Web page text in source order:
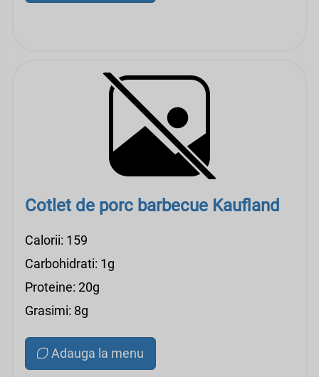
Cotlet de porc barbecue Kaufland
Calorii: 159
Carbohidrati: 1g
Proteine: 20g
Grasimi: 8g
Adauga la menu